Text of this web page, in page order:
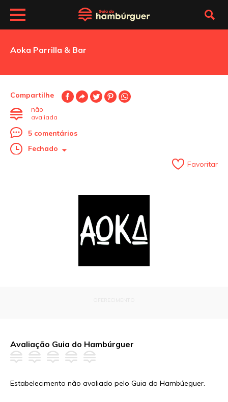
Aoka Parrilla & Bar
Compartilhe
não
avaliada
5 comentários
Fechado
Favoritar
Avaliação Guia do Hambúrguer
Estabelecimento não avaliado pelo Guia do Hambúeguer.